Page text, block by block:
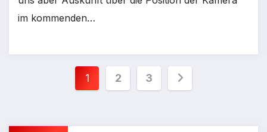
im kommenden…
Seitennummerierung
1 2 3